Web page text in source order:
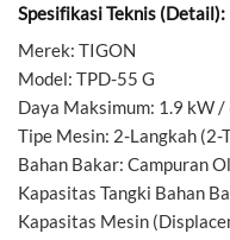
Spesifikasi Teknis (Detail):
Merek: TIGON
Model: TPD-55 G
Daya Maksimum: 1.9 kW
Tipe Mesin: 2-Langkah (2-
Bahan Bakar: Campuran
Kapasitas Tangki Bahan
Kapasitas Mesin